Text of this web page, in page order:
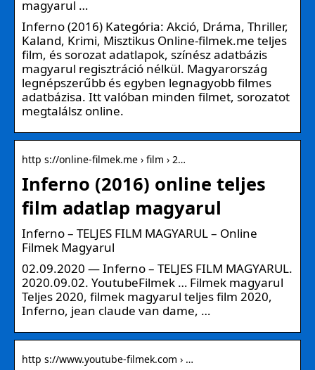
magyarul …
Inferno (2016) Kategória: Akció, Dráma, Thriller,
Kaland, Krimi, Misztikus Online-filmek.me teljes
film, és sorozat adatlapok, színész adatbázis
magyarul regisztráció nélkül. Magyarország
legnépszerűbb és egyben legnagyobb filmes
adatbázisa. Itt valóban minden filmet, sorozatot
megtalálsz online.
http s://online-filmek.me › film › 2…
Inferno (2016) online teljes
film adatlap magyarul
Inferno – TELJES FILM MAGYARUL – Online
Filmek Magyarul
02.09.2020 — Inferno – TELJES FILM MAGYARUL.
2020.09.02. YoutubeFilmek … Filmek magyarul
Teljes 2020, filmek magyarul teljes film 2020,
Inferno, jean claude van dame, …
http s://www.youtube-filmek.com › …